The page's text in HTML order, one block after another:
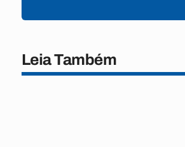
Leia Também